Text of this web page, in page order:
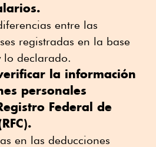
entre las
registradas en la base
lo declarado.
la información
personales
Federal de
en las deducciones